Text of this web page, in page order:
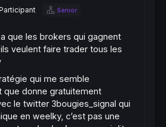
Senior
a que les brokers qui gagnent
veulent faire trader tous les
qui me semble
que donne gratuitement
le twitter 3bougies_signal qui
en weelky, c’est pas une